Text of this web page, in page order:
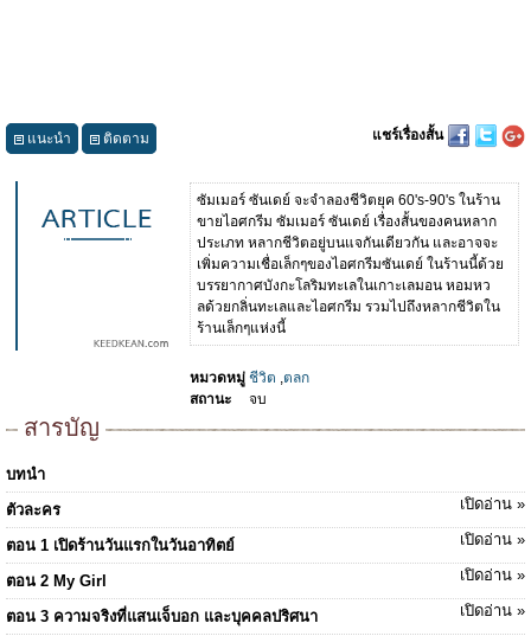
แนะนำ ติดตาม แชร์เรื่องสั้น
ซัมเมอร์ ซันเดย์ จะจำลองชีวิตยุค 60's-90's ในร้าน
ขายไอศกรีม ซัมเมอร์ ซันเดย์ เรื่องสั้นของคนหลาก
ประเภท หลากชีวิตอยู่บนแจกันเดียวกัน และอาจจะ
เพิ่มความเชื่อเล็กๆของไอศกรีมซันเดย์ ในร้านนี้ด้วย
บรรยากาศบังกะโลริมทะเลในเกาะเลมอน หอมหว
ลด้วยกลิ่นทะเลและไอศกรีม รวมไปถึงหลากชีวิตใน
ร้านเล็กๆแห่งนี้
หมวดหมู่ ชีวิต ,ตลก
สถานะ
จบ
สารบัญ
บทนำ
ตัวละคร
เปิดอ่าน »
ตอน 1 เปิดร้านวันแรกในวันอาทิตย์ เปิดอ่าน »
ตอน 2 My Girl เปิดอ่าน »
ตอน 3 ความจริงที่แสนเจ็บอก และบุคคลปริศนา เปิดอ่าน »